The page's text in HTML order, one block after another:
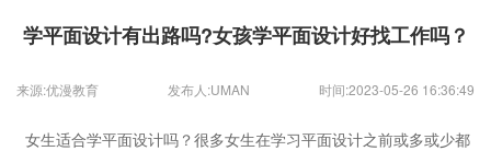
学平面设计有出路吗?女孩学平面设计好找工作吗？
来源:优漫教育 发布人:UMAN 时间:2023-05-26 16:36:49
女生适合学平面设计吗？很多女生在学习平面设计之前或多或少都